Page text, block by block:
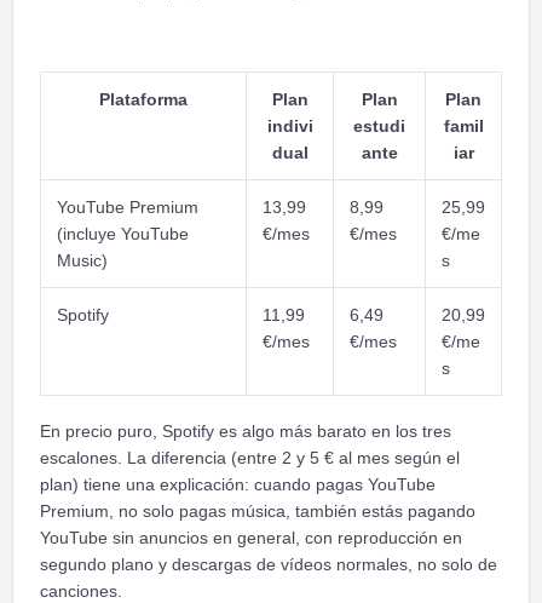
Plataforma
Plan
indivi
dual
Plan
estudi
ante
Plan
famil
iar
YouTube Premium
(incluye YouTube
Music)
13,99
€/mes
8,99
€/mes
25,99
€/me
s
Spotify
11,99
€/mes
6,49
€/mes
20,99
€/me
s
En precio puro, Spotify es algo más barato en los tres
escalones. La diferencia (entre 2 y 5 € al mes según el
plan) tiene una explicación: cuando pagas YouTube
Premium, no solo pagas música, también estás pagando
YouTube sin anuncios en general, con reproducción en
segundo plano y descargas de vídeos normales, no solo de
canciones.